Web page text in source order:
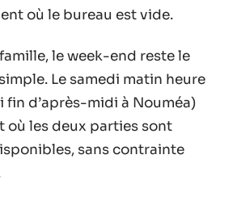
où le bureau est vide.
le week-end reste le
Le samedi matin heure
fin d’après-midi à Nouméa)
où les deux parties sont
sans contrainte